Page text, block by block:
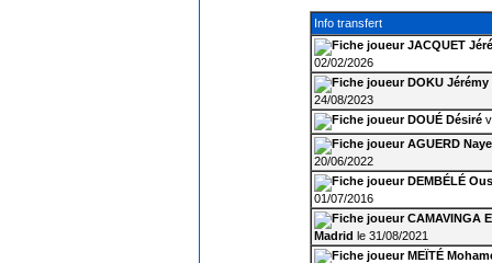
Info transfert
JACQUET
02/02/2026
DOKU Jérémy
24/08/2023
DOUÉ Désiré
AGUERD
20/06/2022
DEMBÉLÉ
01/07/2016
CAMAVINGA
Madrid le 31/08/2021
MEÏTÉ